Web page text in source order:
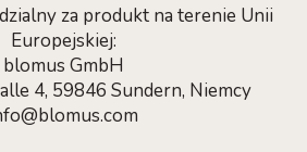
za produkt na terenie Unii
Europejskiej:
blomus GmbH
4, 59846 Sundern, Niemcy